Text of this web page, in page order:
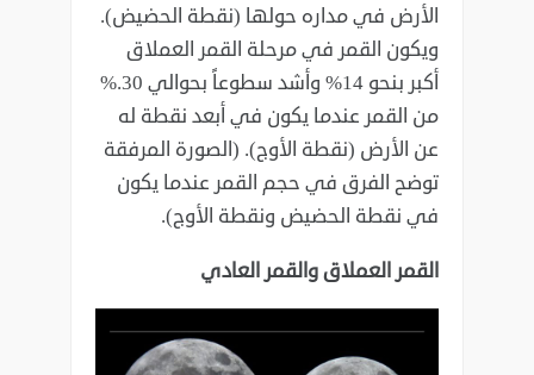
الأرض في مداره حولها (نقطة الحضيض).
ويكون القمر في ‏مرحلة القمر العملاق
من القمر عندما يكون في أبعد نقطة له
عن الأرض (نقطة ‏الأوج). (الصورة المرفقة
توضح الفرق في حجم القمر عندما يكون
في نقطة الحضيض ونقطة الأوج).‏
القمر العملاق والقمر العادي